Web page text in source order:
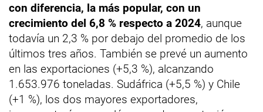
con diferencia, la más popular, con un
crecimiento del 6,8 % respecto a 2024, aunque
todavía un 2,3 % por debajo del promedio de los
últimos tres años. También se prevé un aumento
en las exportaciones (+5,3 %), alcanzando
1.653.976 toneladas. Sudáfrica (+5,5 %) y Chile
(+1 %), los dos mayores exportadores,